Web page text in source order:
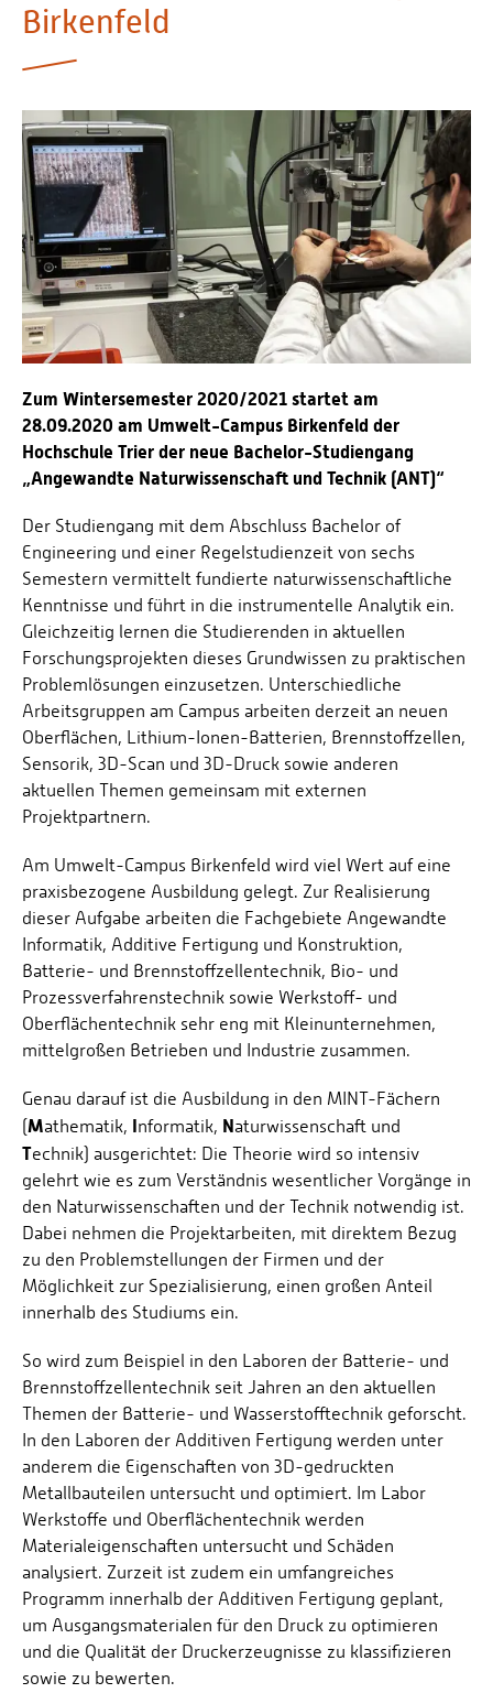
Personalvertretungen
Schwerbehindertenvertretungen
Personalentwicklung
Personensuche
Birkenfeld
Zum Wintersemester 2020/2021 startet am
28.09.2020 am Umwelt-Campus Birkenfeld der
Hochschule Trier der neue Bachelor-Studiengang
„Angewandte Naturwissenschaft und Technik (ANT)“
Der Studiengang mit dem Abschluss Bachelor of
Engineering und einer Regelstudienzeit von sechs
Semestern vermittelt fundierte naturwissenschaftliche
Kenntnisse und führt in die instrumentelle Analytik ein.
Gleichzeitig lernen die Studierenden in aktuellen
Forschungsprojekten dieses Grundwissen zu praktischen
Problemlösungen einzusetzen. Unterschiedliche
Arbeitsgruppen am Campus arbeiten derzeit an neuen
Oberflächen, Lithium-Ionen-Batterien, Brennstoffzellen,
Sensorik, 3D-Scan und 3D-Druck sowie anderen
aktuellen Themen gemeinsam mit externen
Projektpartnern.
Am Umwelt-Campus Birkenfeld wird viel Wert auf eine
praxisbezogene Ausbildung gelegt. Zur Realisierung
dieser Aufgabe arbeiten die Fachgebiete Angewandte
Informatik, Additive Fertigung und Konstruktion,
Batterie- und Brennstoffzellentechnik, Bio- und
Prozessverfahrenstechnik sowie Werkstoff- und
Oberflächentechnik sehr eng mit Kleinunternehmen,
mittelgroßen Betrieben und Industrie zusammen.
Genau darauf ist die Ausbildung in den MINT-Fächern
(Mathematik, Informatik, Naturwissenschaft und
Technik) ausgerichtet: Die Theorie wird so intensiv
gelehrt wie es zum Verständnis wesentlicher Vorgänge in
den Naturwissenschaften und der Technik notwendig ist.
Dabei nehmen die Projektarbeiten, mit direktem Bezug
zu den Problemstellungen der Firmen und der
Möglichkeit zur Spezialisierung, einen großen Anteil
innerhalb des Studiums ein.
So wird zum Beispiel in den Laboren der Batterie- und
Brennstoffzellentechnik seit Jahren an den aktuellen
Themen der Batterie- und Wasserstofftechnik geforscht.
In den Laboren der Additiven Fertigung werden unter
anderem die Eigenschaften von 3D-gedruckten
Metallbauteilen untersucht und optimiert. Im Labor
Werkstoffe und Oberflächentechnik werden
Materialeigenschaften untersucht und Schäden
analysiert. Zurzeit ist zudem ein umfangreiches
Programm innerhalb der Additiven Fertigung geplant,
um Ausgangsmaterialen für den Druck zu optimieren
und die Qualität der Druckerzeugnisse zu klassifizieren
sowie zu bewerten.